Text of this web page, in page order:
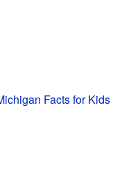
Facts for Kids